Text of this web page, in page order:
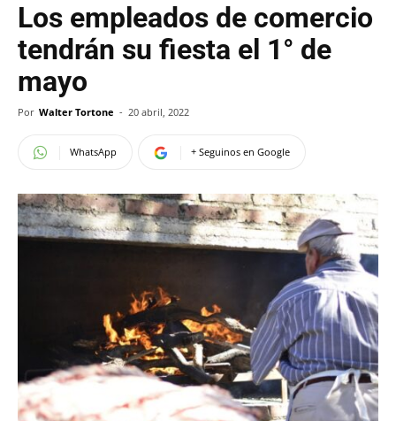
Los empleados de comercio
tendrán su fiesta el 1° de
mayo
Por Walter Tortone - 20 abril, 2022
WhatsApp + Seguinos en Google